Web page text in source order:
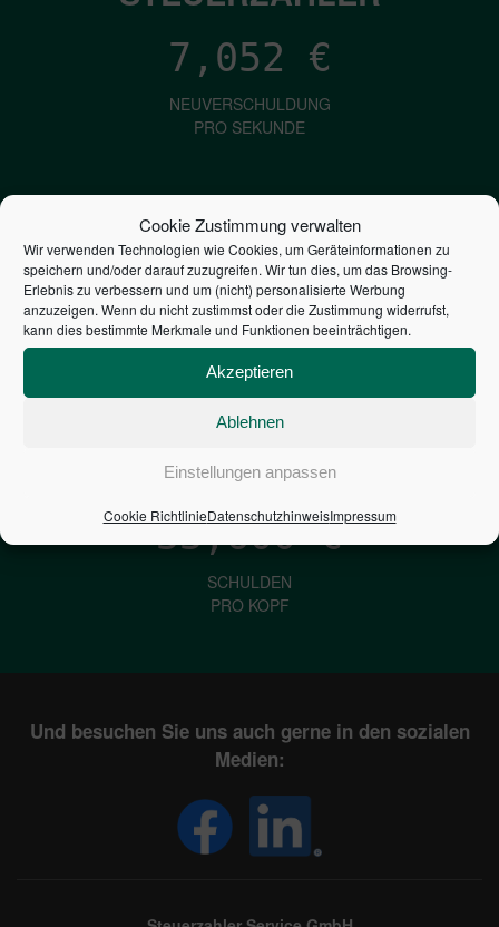
Cookie Zustimmung verwalten
Wir verwenden Technologien wie Cookies, um Geräteinformationen zu
speichern und/oder darauf zuzugreifen. Wir tun dies, um das Browsing-
Erlebnis zu verbessern und um (nicht) personalisierte Werbung
anzuzeigen. Wenn du nicht zustimmst oder die Zustimmung widerrufst,
kann dies bestimmte Merkmale und Funktionen beeinträchtigen.
Akzeptieren
Ablehnen
Einstellungen anpassen
Cookie RichtlinieDatenschutzhinweisImpressum
7,052 €
NEUVERSCHULDUNG
PRO SEKUNDE
1,601€
ZINSEN
PRO SEKUNDE
2,804,529,120,941
STAATSVERSCHULDUNG
33,600€
SCHULDEN
PRO KOPF
Und besuchen Sie uns auch gerne in den sozialen
Medien: